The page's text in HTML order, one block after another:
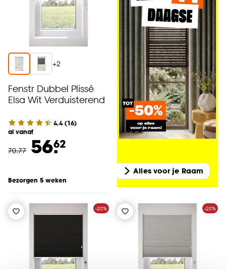
+2
Fenstr Dubbel Plissé
Elsa Wit Verduisterend
4.4(16)
al vanaf
70.77 56.62
Bezorgen 5 weken
Alles voor je Raam
-20% -20%